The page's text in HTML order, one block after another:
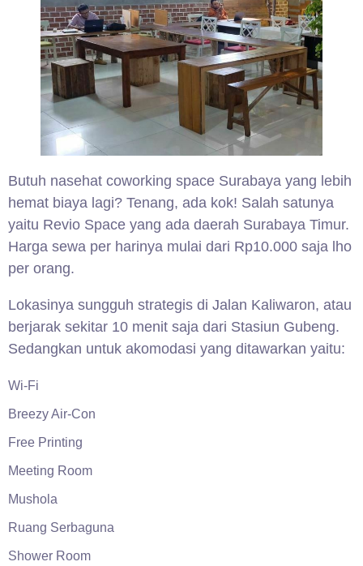
Butuh nasehat coworking space Surabaya yang lebih
hemat biaya lagi? Tenang, ada kok! Salah satunya
yaitu Revio Space yang ada daerah Surabaya Timur.
Harga sewa per harinya mulai dari Rp10.000 saja lho
per orang.
Lokasinya sungguh strategis di Jalan Kaliwaron, atau
berjarak sekitar 10 menit saja dari Stasiun Gubeng.
Sedangkan untuk akomodasi yang ditawarkan yaitu:
Wi-Fi
Breezy Air-Con
Free Printing
Meeting Room
Mushola
Ruang Serbaguna
Shower Room